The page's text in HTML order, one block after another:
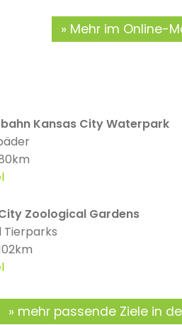
Mehr im Online-
Kansas City Waterpark
Zoological Gardens
Tierparks
mehr passende Ziele in